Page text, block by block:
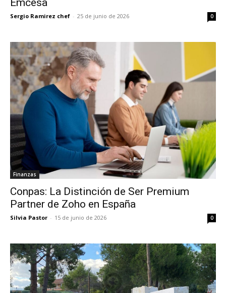
Emcesa
Sergio Ramirez chef - 25 de junio de 2026 0
Finanzas
Conpas: La Distinción de Ser Premium
Partner de Zoho en España
Silvia Pastor - 15 de junio de 2026 0